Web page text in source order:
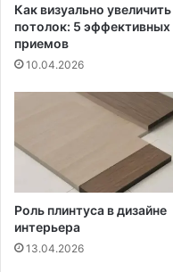
Как визуально увеличить
потолок: 5 эффективных
приемов
10.04.2026
Роль плинтуса в дизайне
интерьера
13.04.2026